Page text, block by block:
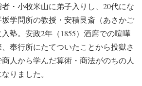
・小牧米山に弟子入りし、20代にな
学問所の教授・安積艮斎（あさかご
塾。安政2年（1855）酒席での喧嘩
奉行所にたてついたことから投獄さ
人から学んだ算術・商法がのちの人
りました。